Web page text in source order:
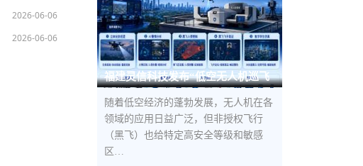
2026-06-06
2026-06-06
福建灵信科技发布“低空无人机巡飞
防控解决方案”，构建低空立体
随着低空经济的蓬勃发展，无人机在各
领域的应用日益广泛，但非授权飞行
（黑飞）也给特定高安全等级和敏感
区…